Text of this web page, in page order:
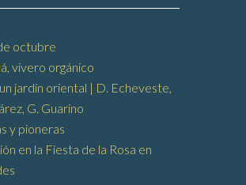
octubre
vivero orgánico
jardín oriental | D. Echeveste,
G. Guarino
y pioneras
en la Fiesta de la Rosa en